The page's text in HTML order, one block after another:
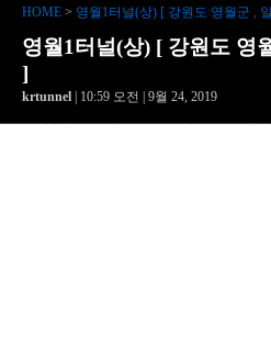
HOME > 영월1터널(상) [ 강원도 영월군 ,
영월1터널(상) [ 강원도 영
]
krtunnel | 10:59 오전 | 9월 24, 2019